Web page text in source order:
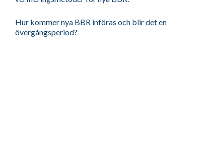
Hur kommer nya BBR införas och blir det en
övergångsperiod?